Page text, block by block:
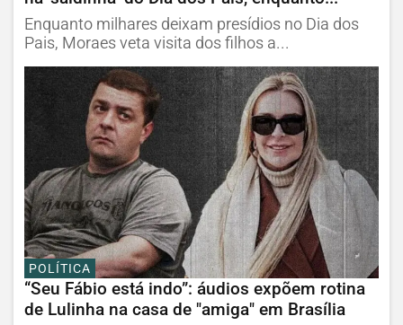
Enquanto milhares deixam presídios no Dia dos
Pais, Moraes veta visita dos filhos a...
POLÍTICA
“Seu Fábio está indo”: áudios expõem rotina
de Lulinha na casa de "amiga" em Brasília